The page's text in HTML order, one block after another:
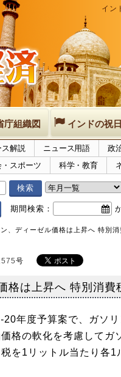
イン
庁組織図 インドの祝日
ス解説 ニュース用語 政
・スポーツ 科学・教育
期間検索：
、ディーゼル価格は上昇へ 特別
号
格は上昇へ 特別消費
年度予算案で、ガソリ
格の軟化を考慮してガ
を1リットル当たり